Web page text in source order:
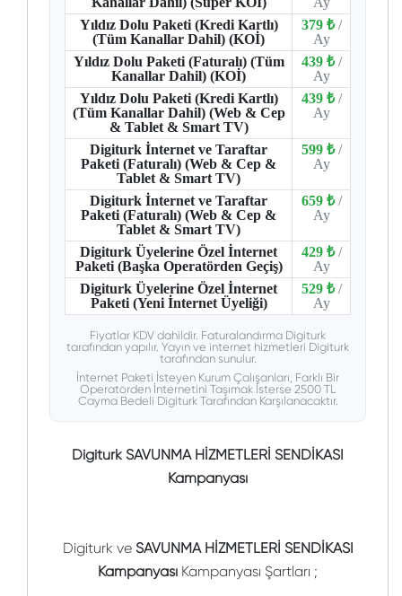
Yıldız Dolu Paketi (Kredi Kartlı)
(Tüm Kanallar Dahil) (KOİ)
379 ₺ /
Ay
Yıldız Dolu Paketi (Faturalı) (Tüm
Kanallar Dahil) (KOİ)
439 ₺ /
Ay
Yıldız Dolu Paketi (Kredi Kartlı)
(Tüm Kanallar Dahil) (Web & Cep
& Tablet & Smart TV)
439 ₺ /
Ay
Digiturk İnternet ve Taraftar
Paketi (Faturalı) (Web & Cep &
Tablet & Smart TV)
599 ₺ /
Ay
Digiturk İnternet ve Taraftar
Paketi (Faturalı) (Web & Cep &
Tablet & Smart TV)
659 ₺ /
Ay
Digiturk Üyelerine Özel İnternet
Paketi (Başka Operatörden Geçiş)
429 ₺ /
Ay
Digiturk Üyelerine Özel İnternet
Paketi (Yeni İnternet Üyeliği)
529 ₺ /
Ay
Fiyatlar KDV dahildir. Faturalandırma Digiturk
tarafından yapılır. Yayın ve internet hizmetleri Digiturk
tarafından sunulur.
İnternet Paketi İsteyen Kurum Çalışanları, Farklı Bir
Operatörden İnternetini Taşımak İsterse 2500 TL
Cayma Bedeli Digiturk Tarafından Karşılanacaktır.
Digiturk SAVUNMA HİZMETLERİ SENDİKASI
Kampanyası
Digiturk ve SAVUNMA HİZMETLERİ SENDİKASI
Kampanyası Kampanyası Şartları ;